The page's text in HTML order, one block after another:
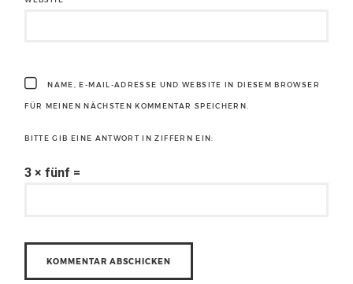
NAME, E-MAIL-ADRESSE UND WEBSITE IN DIESEM BROWSER
FÜR MEINEN NÄCHSTEN KOMMENTAR SPEICHERN.
BITTE GIB EINE ANTWORT IN ZIFFERN EIN:
3 × fünf =